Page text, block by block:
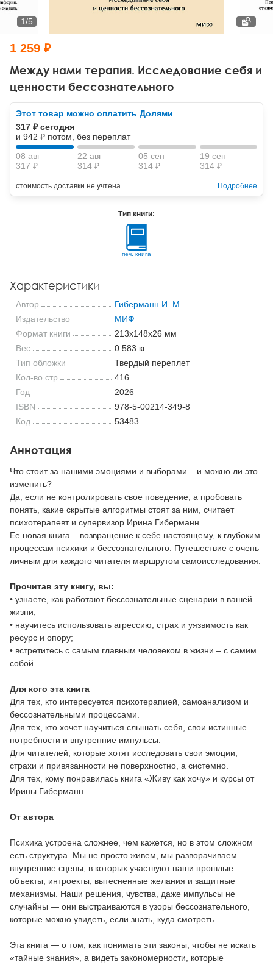
Тревожные расстройства, панические атаки
Психодрама
Другие направления психотерапии
Классический, эриксоновский гипноз и НЛП
НЛП
Психология труда и эргономика
Социальная психология
Социальная и организационная психология
Классический и юнгианский психоанализ
Между нами терапия. Исследование себя и
ценности бессознательного
1/5
1 259 ₽
Этот товар можно оплатить Долями
317 ₽ сегодня
и 942 ₽ потом, без переплат
08 авг
317 ₽
22 авг
314 ₽
05 сен
314 ₽
19 сен
314 ₽
стоимость доставки не учтена Подробнее
Тип книги:
печ. книга
Характеристики
Автор
Гиберманн И. М.
Издательство
МИФ
Формат книги
213x148x26 мм
Вес
0.583 кг
Тип обложки
Твердый переплет
Кол-во стр
416
Год
2026
ISBN
978-5-00214-349-8
Код
53483
Аннотация
Что стоит за нашими эмоциями и выборами – и можно ли это
изменить?
Да, если не контролировать свое поведение, а пробовать
понять, какие скрытые алгоритмы стоят за ним, считает
психотерапевт и супервизор Ирина Гиберманн.
Ее новая книга – возвращение к себе настоящему, к глубоким
процессам психики и бессознательного. Путешествие с очень
личным для каждого читателя маршрутом самоисследования.
Прочитав эту книгу, вы:
• узнаете, как работают бессознательные сценарии в вашей
жизни;
• научитесь использовать агрессию, страх и уязвимость как
ресурс и опору;
• встретитесь с самым главным человеком в жизни – с самим
собой.
Для кого эта книга
Для тех, кто интересуется психотерапией, самоанализом и
бессознательными процессами.
Для тех, кто хочет научиться слышать себя, свои истинные
потребности и внутренние импульсы.
Для читателей, которые хотят исследовать свои эмоции,
страхи и привязанности не поверхностно, а системно.
Для тех, кому понравилась книга «Живу как хочу» и курсы от
Ирины Гиберманн.
От автора
Психика устроена сложнее, чем кажется, но в этом сложном
есть структура. Мы не просто живем, мы разворачиваем
внутренние сцены, в которых участвуют наши прошлые
объекты, интроекты, вытесненные желания и защитные
механизмы. Наши решения, чувства, даже импульсы не
случайны — они выстраиваются в узоры бессознательного,
которые можно увидеть, если знать, куда смотреть.
Эта книга — о том, как понимать эти законы, чтобы не искать
«тайные знания», а видеть закономерности, которые